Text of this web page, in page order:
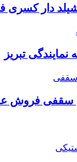
دار کسری
سقفی فروش